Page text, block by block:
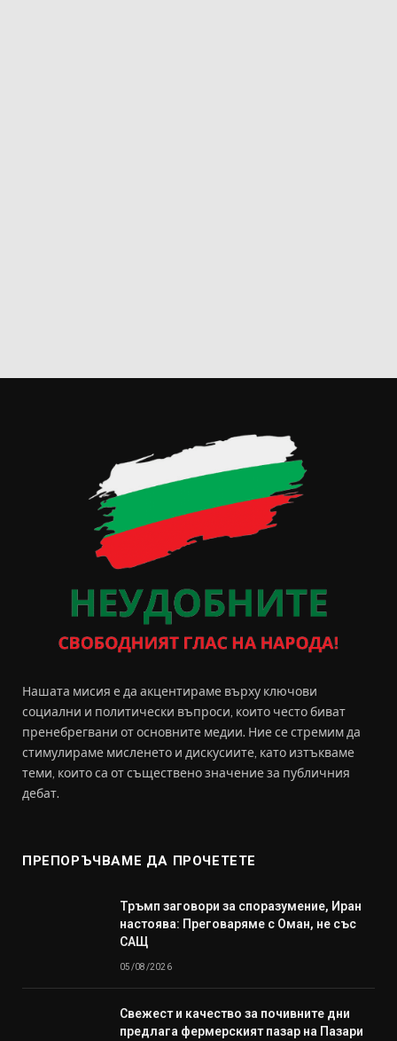
Нашата мисия е да акцентираме върху ключови
социални и политически въпроси, които често биват
пренебрегвани от основните медии. Ние се стремим да
стимулираме мисленето и дискусиите, като изтъкваме
теми, които са от съществено значение за публичния
дебат.
ПРЕПОРЪЧВАМЕ ДА ПРОЧЕТЕТЕ
Тръмп заговори за споразумение, Иран
настоява: Преговаряме с Оман, не със
САЩ
05/08/2026
Свежест и качество за почивните дни
предлага фермерският пазар на Пазари